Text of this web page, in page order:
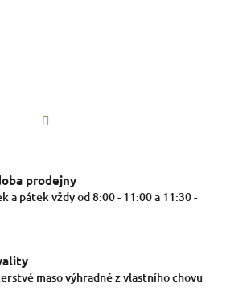
prodejny
a pátek vždy od 8:00 - 11:00 a 11:30 -
maso výhradně z vlastního chovu